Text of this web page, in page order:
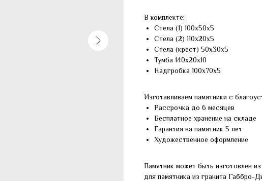
В комплекте:
Стела (1) 100х50х5
Стела (2) 110х20х5
Стела (крест) 50х30х5
Тумба 140х20х10
Надгробка 100х70х5
Изготавливаем памятники с
Рассрочка до 6 месяцев
Бесплатное хранение на складе
Гарантия на памятник 5 лет
Художественное оформление
Памятник может быть изготовлен
для памятника из гранита Габбро-